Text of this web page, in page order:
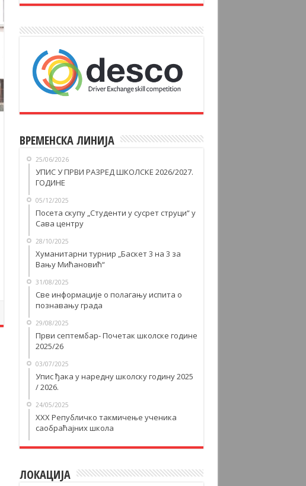
ВРЕМЕНСКА ЛИНИЈА
25/06/2026
УПИС У ПРВИ РАЗРЕД ШКОЛСКЕ 2026/2027.
ГОДИНЕ
05/12/2025
Посета скупу „Студенти у сусрет струци“ у
Савa центру
28/10/2025
Хуманитарни турнир „Баскет 3 на 3 за
Вању Мићановић“
31/08/2025
Све информације о полагању испита о
познавању града
29/08/2025
Први септембар- Почетак школске године
2025/26
03/07/2025
Упис ђака у наредну школску годину 2025
/ 2026.
24/05/2025
XXX Републичко такмичење ученика
саобраћајних школа
ЛОКАЦИЈА